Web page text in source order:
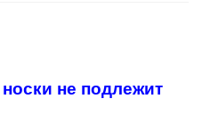
не подлежит